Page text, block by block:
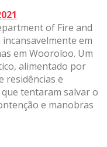
of Fire and
em
em Wooroloo. Um
alimentado por
residências e
tentaram salvar o
e manobras